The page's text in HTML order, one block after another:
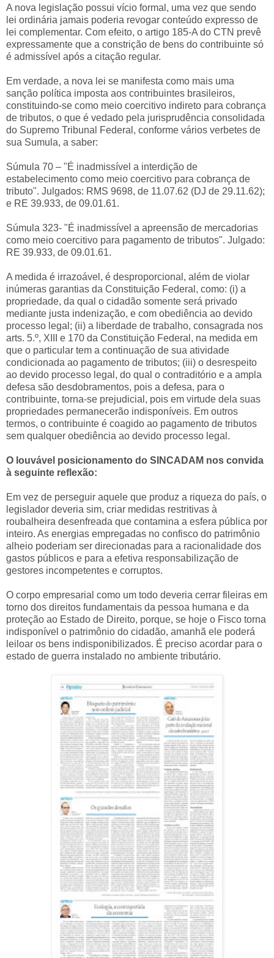
A nova legislação possui vício formal, uma vez que sendo
lei ordinária jamais poderia revogar conteúdo expresso de
lei complementar. Com efeito, o artigo 185-A do CTN prevê
expressamente que a constrição de bens do contribuinte só
é admissível após a citação regular.
Em verdade, a nova lei se manifesta como mais uma
sanção política imposta aos contribuintes brasileiros,
constituindo-se como meio coercitivo indireto para cobrança
de tributos, o que é vedado pela jurisprudência consolidada
do Supremo Tribunal Federal, conforme vários verbetes de
sua Sumula, a saber:
Súmula 70 – "É inadmissível a interdição de
estabelecimento como meio coercitivo para cobrança de
tributo". Julgados: RMS 9698, de 11.07.62 (DJ de 29.11.62);
e RE 39.933, de 09.01.61.
Súmula 323- "É inadmissível a apreensão de mercadorias
como meio coercitivo para pagamento de tributos". Julgado:
RE 39.933, de 09.01.61.
A medida é irrazoável, é desproporcional, além de violar
inúmeras garantias da Constituição Federal, como: (i) a
propriedade, da qual o cidadão somente será privado
mediante justa indenização, e com obediência ao devido
processo legal; (ii) a liberdade de trabalho, consagrada nos
arts. 5.º, XIII e 170 da Constituição Federal, na medida em
que o particular tem a continuação de sua atividade
condicionada ao pagamento de tributos; (iii) o desrespeito
ao devido processo legal, do qual o contraditório e a ampla
defesa são desdobramentos, pois a defesa, para o
contribuinte, torna-se prejudicial, pois em virtude dela suas
propriedades permanecerão indisponíveis. Em outros
termos, o contribuinte é coagido ao pagamento de tributos
sem qualquer obediência ao devido processo legal.
O louvável posicionamento do SINCADAM nos convida
à seguinte reflexão:
Em vez de perseguir aquele que produz a riqueza do país, o
legislador deveria sim, criar medidas restritivas à
roubalheira desenfreada que contamina a esfera pública por
inteiro. As energias empregadas no confisco do patrimônio
alheio poderiam ser direcionadas para a racionalidade dos
gastos públicos e para a efetiva responsabilização de
gestores incompetentes e corruptos.
O corpo empresarial como um todo deveria cerrar fileiras em
torno dos direitos fundamentais da pessoa humana e da
proteção ao Estado de Direito, porque, se hoje o Fisco torna
indisponível o patrimônio do cidadão, amanhã ele poderá
leiloar os bens indisponibilizados. É preciso acordar para o
estado de guerra instalado no ambiente tributário.